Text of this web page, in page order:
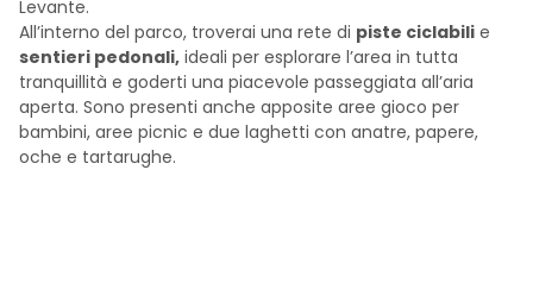
Levante.
All’interno del parco, troverai una rete di piste ciclabili e
sentieri pedonali, ideali per esplorare l’area in tutta
tranquillità e goderti una piacevole passeggiata all’aria
aperta. Sono presenti anche apposite aree gioco per
bambini, aree picnic e due laghetti con anatre, papere,
oche e tartarughe.